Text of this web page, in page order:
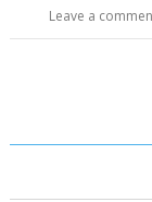
Leave a